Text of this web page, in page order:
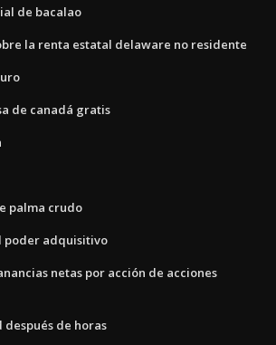
de bacalao
la renta estatal delaware no residente
de canadá gratis
palma crudo
poder adquisitivo
netas por acción de acciones
de horas